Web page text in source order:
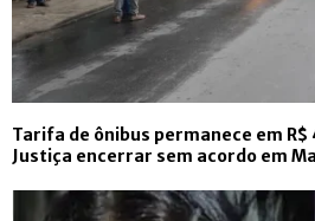
Tarifa de ônibus permanece em
Justiça encerrar sem acordo em